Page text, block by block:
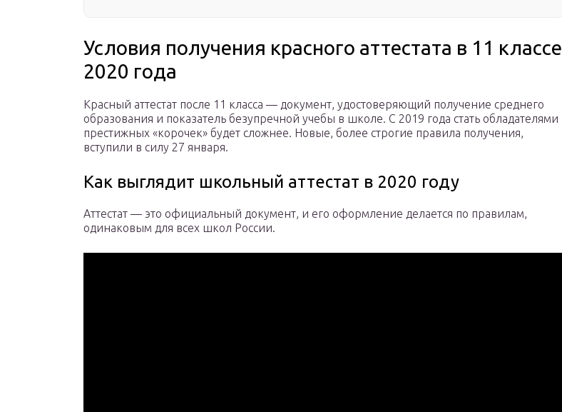
Условия получения красного аттестата в 11 классе
2020 года
Красный аттестат после 11 класса — документ, удостоверяющий получение среднего
образования и показатель безупречной учебы в школе. С 2019 года стать обладателями
престижных «корочек» будет сложнее. Новые, более строгие правила получения,
вступили в силу 27 января.
Как выглядит школьный аттестат в 2020 году
Аттестат — это официальный документ, и его оформление делается по правилам,
одинаковым для всех школ России.